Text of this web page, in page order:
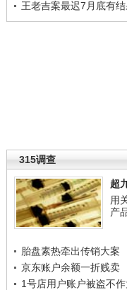
王老吉案最迟7月底有
315调查
超
用
产
胎盘素热牵出传销大案
京东账户余额一折贱卖
1号店用户账户被盗不作